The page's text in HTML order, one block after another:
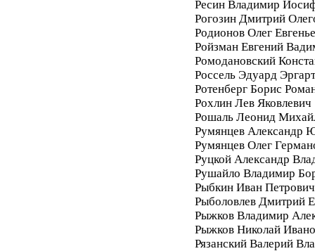
Ресин Владимир
Рогозин Дмитрий
Родионов Олег
Ройзман Евгений
Ромодановский
Россель Эдуард
Ротенберг Борис
Рохлин Лев Яковлевич
Рошаль Леонид
Румянцев Александр
Румянцев Олег
Руцкой Александр
Рушайло Владимир
Рыбкин Иван Петрович
Рыболовлев Дмитрий
Рыжков Владимир
Рыжков Николай
Рязанский Валерий